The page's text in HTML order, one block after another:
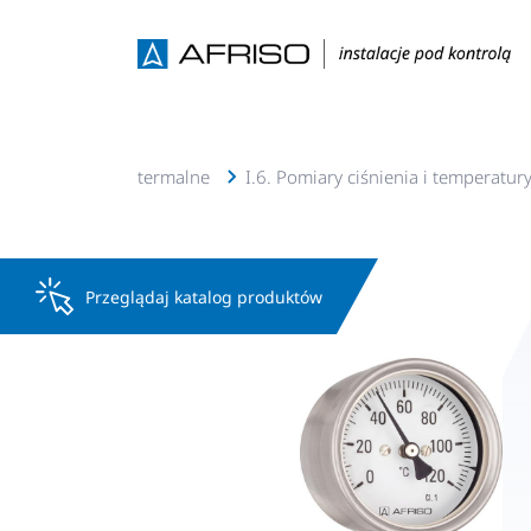
solarne, geotermalne I.6. Pomiary ciśnienia i temperatury
Przeglądaj katalog produktów